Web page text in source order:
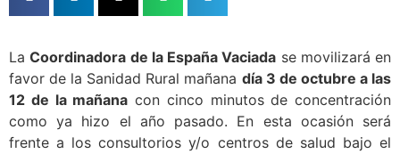
LaCoordinadora de la España Vaciada se movilizará en
favor de la Sanidad Rural mañana día 3 de octubre a las
12 de la mañana con cinco minutos de concentración
como ya hizo el año pasado. En esta ocasión será
frente a los consultorios y/o centros de salud bajo el